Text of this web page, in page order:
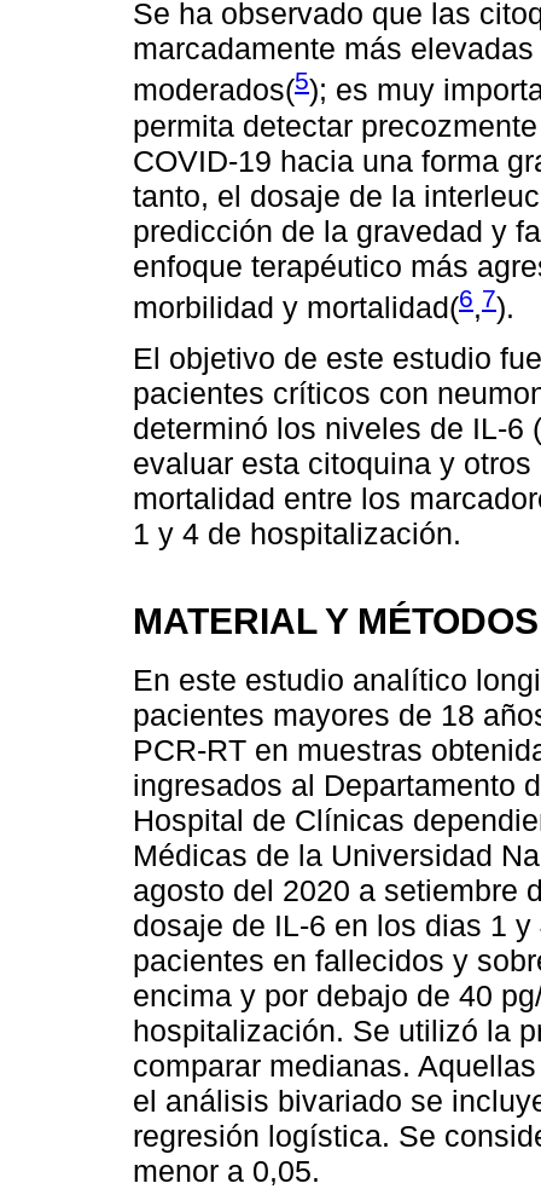
Se ha observado que las
marcadamente más
moderados(5); es muy
permita detectar
COVID-19 hacia una forma
tanto, el dosaje de la
predicción de la gravedad y
enfoque terapéutico más
morbilidad y mortalidad(6,7).
El objetivo de este estudio
pacientes críticos con
determinó los niveles de IL-6
evaluar esta citoquina y
mortalidad entre los
1 y 4 de hospitalización.
MATERIAL Y MÉTODOS
En este estudio analítico
pacientes mayores de 18
PCR-RT en muestras
ingresados al Departamento
Hospital de Clínicas
Médicas de la Universidad
agosto del 2020 a setiembre
dosaje de IL-6 en los dias 1
pacientes en fallecidos y
encima y por debajo de 40
hospitalización. Se utilizó la
comparar medianas.
el análisis bivariado se
regresión logística. Se
menor a 0,05.